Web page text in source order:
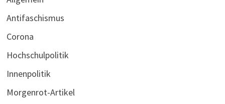
Antifaschismus
Corona
Hochschulpolitik
Innenpolitik
Morgenrot-Artikel